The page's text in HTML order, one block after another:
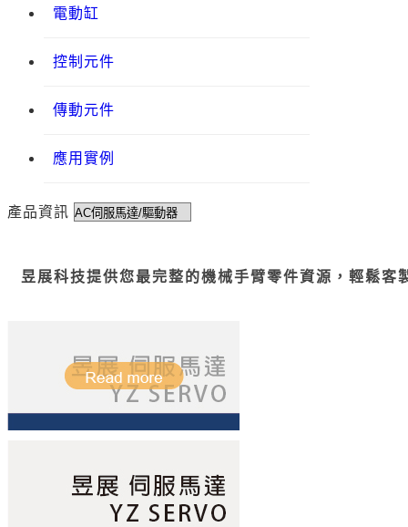
電動缸
控制元件
傳動元件
應用實例
產品資訊
昱展科技提供您最完整的機械手臂零件資源，輕鬆客